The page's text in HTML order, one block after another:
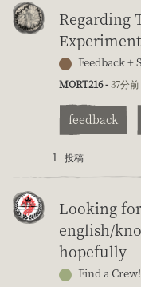
Regarding
Feedback +
MORT216 -37分前
feedback
1 投稿
Looking
english/
hopefully
Find a Crew!